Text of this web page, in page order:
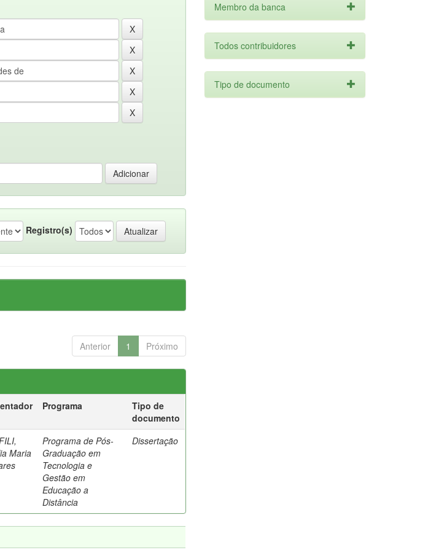
Registro(s)
Anterior 1 Próximo
Programa
Tipo de
documento
Maria
Programa de Pós-
Graduação em
Tecnologia e
Gestão em
Educação a
Distância
Dissertação
Membro da banca
Todos contribuidores
Tipo de documento